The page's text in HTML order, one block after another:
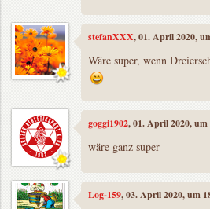
stefanXXX, 01. April 2020,
Wäre super, wenn
goggi1902, 01. April 2020, um
wäre ganz super
Log-159, 03. April 2020, um